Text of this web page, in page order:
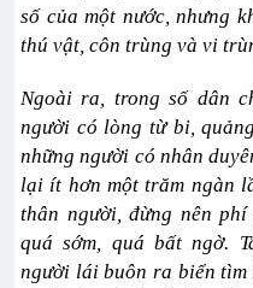
số của một nước, nhưng
thú vật, côn trùng và vi
Ngoài ra, trong số dân
người có lòng từ bi,
những người có nhân
lại ít hơn một trăm ngàn
thân người, đừng nên
quá sớm, quá bất ngờ.
người lái buôn ra biển